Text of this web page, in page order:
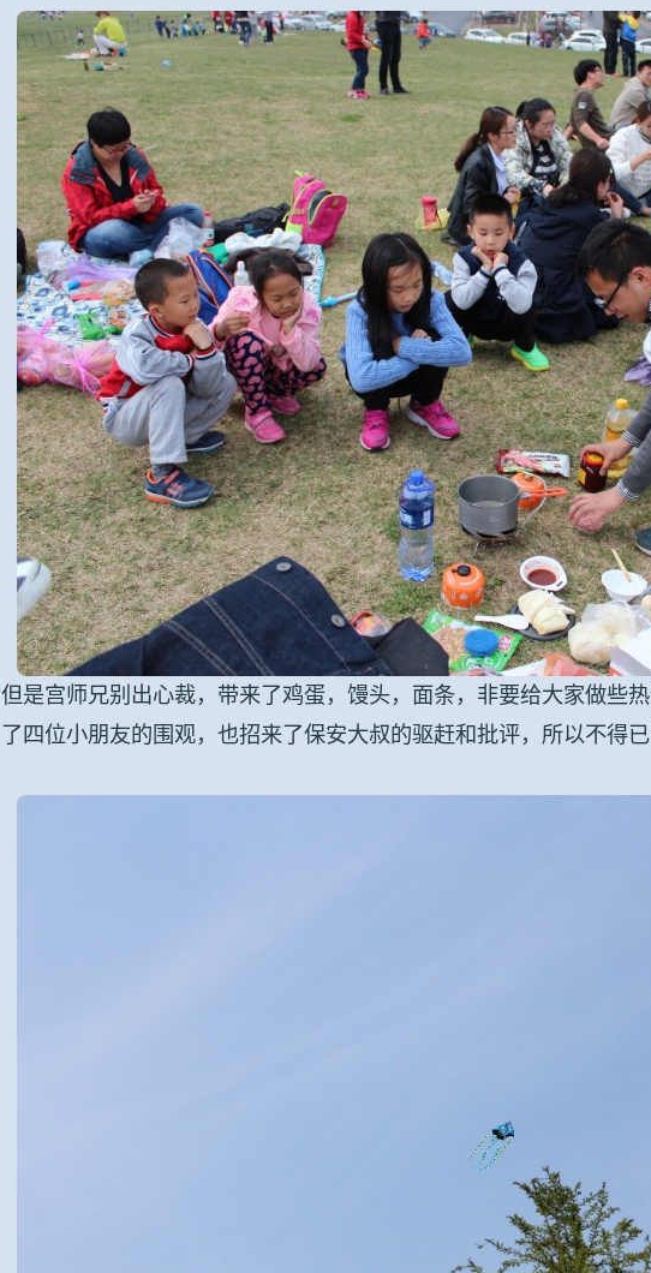
但是宫师兄别出心裁，带来了鸡蛋，馒头，面条，非要给大家做些
了四位小朋友的围观，也招来了保安大叔的驱赶和批评，所以不得